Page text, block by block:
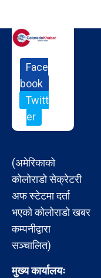
Face
book
Twitt
er
(अमेरिकाको
कोलोराडो सेक्रेटरी
अफ स्टेटमा दर्ता
भएको कोलोराडो खबर
कम्पनीद्वारा
सञ्चालित)
मुख्य कार्यालयः